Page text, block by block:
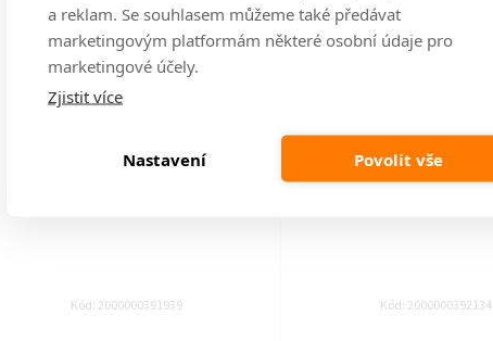
a reklam. Se souhlasem můžeme také předávat
marketingovým platformám některé osobní údaje pro
marketingové účely.
Zjistit více
Nastavení Povolit vše
DO KOŠÍKU DO KOŠÍKU
Kód: 2000000391939 Kód: 2000000392134